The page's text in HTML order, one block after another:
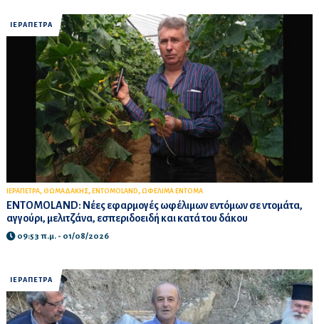
ΙΕΡΑΠΕΤΡΑ
ΙΕΡΑΠΕΤΡΑ, ΘΩΜΑΔΑΚΗΣ, ΕΝΤΟΜΟLAND, ΩΦΕΛΙΜΑ ΕΝΤΟΜΑ
ENTOMOLAND: Νέες εφαρμογές ωφέλιμων εντόμων σε ντομάτα,
αγγούρι, μελιτζάνα, εσπεριδοειδή και κατά του δάκου
09:53 π.μ. - 01/08/2026
ΙΕΡΑΠΕΤΡΑ